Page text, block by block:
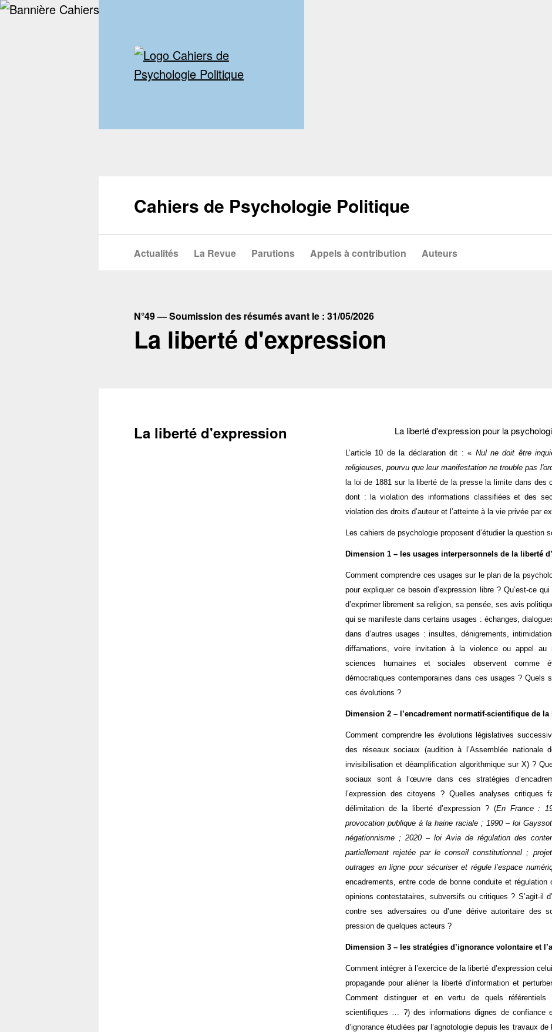
Cahiers de Psychologie Politique
Actualités La Revue Parutions Appels à contribution Auteurs
N°49 — Soumission des résumés avant le : 31/05/2026
La liberté d'expression
La liberté d'expression La liberté d'expression pour la
L’article 10 de la déclaration dit : « Nul ne doit être
religieuses, pourvu que leur manifestation ne trouble pas
la loi de 1881 sur la liberté de la presse la limite dans des
dont : la violation des informations classifiées et des
violation des droits d’auteur et l’atteinte à la vie privée par
Les cahiers de psychologie proposent d’étudier la question
Dimension 1 – les usages interpersonnels de la liberté
Comment comprendre ces usages sur le plan de la
pour expliquer ce besoin d’expression libre ? Qu’est-ce
d’exprimer librement sa religion, sa pensée, ses avis
qui se manifeste dans certains usages : échanges,
dans d’autres usages : insultes, dénigrements,
diffamations, voire invitation à la violence ou appel au
sciences humaines et sociales observent comme
démocratiques contemporaines dans ces usages ? Quels
ces évolutions ?
Dimension 2 – l’encadrement normatif-scientifique de la
Comment comprendre les évolutions législatives
des réseaux sociaux (audition à l’Assemblée
invisibilisation et déamplification algorithmique sur X) ?
sociaux sont à l’œuvre dans ces stratégies
l’expression des citoyens ? Quelles analyses critiques
délimitation de la liberté d’expression ? (En France :
provocation publique à la haine raciale ; 1990 – loi
négationnisme ; 2020 – loi Avia de régulation des
partiellement rejetée par le conseil constitutionnel ;
outrages en ligne pour sécuriser et régule l’espace
encadrements, entre code de bonne conduite et
opinions contestataires, subversifs ou critiques ? S’agit-il
contre ses adversaires ou d’une dérive autoritaire des
pression de quelques acteurs ?
Dimension 3 – les stratégies d’ignorance volontaire et
Comment intégrer à l’exercice de la liberté d’expression
propagande pour aliéner la liberté d’information et
Comment distinguer et en vertu de quels référentiels
scientifiques … ?) des informations dignes de confiance
d’ignorance étudiées par l’agnotologie depuis les travaux